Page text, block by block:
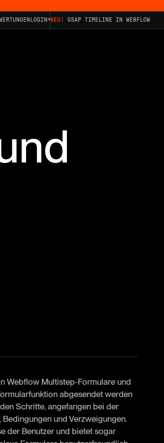
LOGIN NEU! GSAP TIMELINE IN WEBFLOW
Webflow Multistep-Formulare und
abgesendet werden
Schritte, angefangen bei der
und Verzweigungen.
der Benutzer und bietet sogar